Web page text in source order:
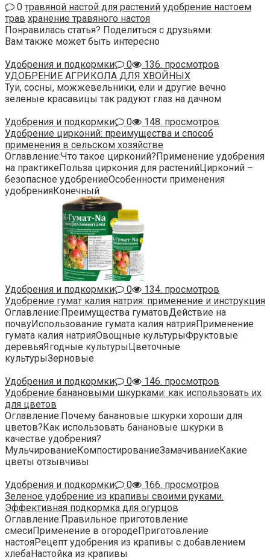
0 травяной настой для растений удобрение настоем
трав хранение травяного настоя
Понравилась статья? Поделиться с друзьями:
Вам также может быть интересно
Удобрения и подкормки
0
136. просмотров
УДОБРЕНИЕ АГРИКОЛА ДЛЯ ХВОЙНЫХ
Туи, сосны, можжевельники, ели и другие вечно
зеленые красавицы так радуют глаз на дачном
Удобрения и подкормки
0
148. просмотров
Удобрение цирконий: преимущества и способ
применения в сельском хозяйстве
Оглавление:Что такое цирконий?Применение удобрения
на практикеПольза циркония для растенийЦирконий –
безопасное удобрениеОсобенности применения
удобренияКонечный
Удобрения и подкормки 0
134. просмотров
Удобрение гумат калия натрия: применение и инструкция
Оглавление:Преимущества гуматовДействие на
почвуИспользование гумата калия натрияПрименение
гумата калия натрияОвощные культурыФруктовые
деревьяЯгодные культурыЦветочные
культурыЗерновые
Удобрения и подкормки
0
146. просмотров
Удобрение банановыми шкурками: как использовать их
для цветов
Оглавление:Почему банановые шкурки хороши для
цветов?Как использовать банановые шкурки в
качестве удобрения?
МульчированиеКомпостированиеЗамачиваниеКакие
цветы отзывчивы
Удобрения и подкормки
0
166. просмотров
Зеленое удобрение из крапивы своими руками.
Эффективная подкормка для огурцов
Оглавление:Правильное приготовление
смесиПрименение в огородеПриготовление
настояРецепт удобрения из крапивы с добавлением
хлебаНастойка из крапивы